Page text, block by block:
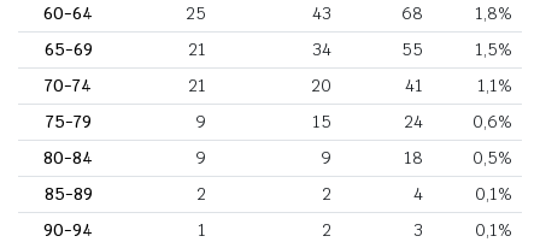
60-64
25 43 68
1,8%
65-69
21 34 55
1,5%
70-74
21 20 41
1,1%
75-79
9 15 24
0,6%
80-84
9 9 18
0,5%
85-89
2 2 4
0,1%
90-94
1 2 3
0,1%